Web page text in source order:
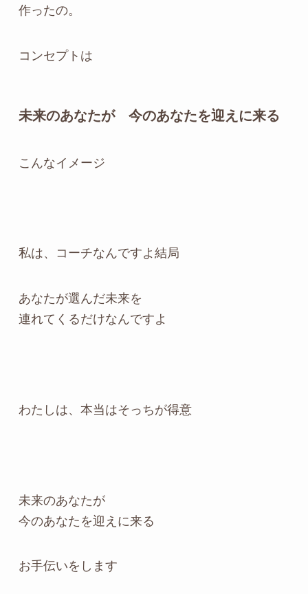
作ったの。
コンセプトは
未来のあなたが 今のあなたを迎えに来る
こんなイメージ
私は、コーチなんですよ結局
あなたが選んだ未来を
連れてくるだけなんですよ
わたしは、本当はそっちが得意
未来のあなたが
今のあなたを迎えに来る
お手伝いをします